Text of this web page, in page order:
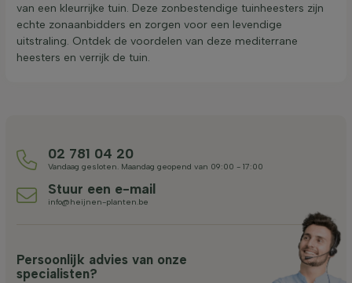
van een kleurrijke tuin. Deze zonbestendige tuinheesters zijn
echte zonaanbidders en zorgen voor een levendige
uitstraling. Ontdek de voordelen van deze mediterrane
heesters en verrijk de tuin.
02 781 04 20
Vandaag gesloten. Maandag geopend van 09:00 - 17:00
Stuur een e-mail
info@heijnen-planten.be
Persoonlijk advies van onze
specialisten?